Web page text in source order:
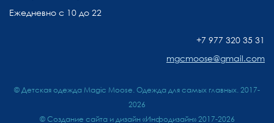
Ежедневно с 10 до 22
+7 977 320 35 31
mgcmoose@gmail.com
© Детская одежда Magic Moose. Одежда для самых главных. 2017-
2026
© Создание сайта и дизайн «Инфодизайн»2017-2026